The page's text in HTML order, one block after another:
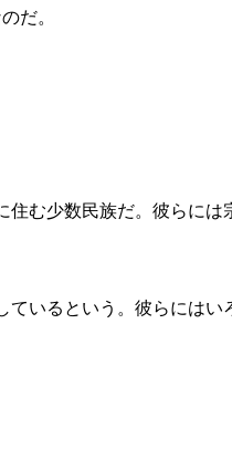
だ。
住む少数民族だ。彼らには
いるという。彼らにはい